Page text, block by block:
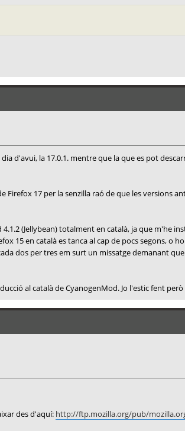
d'avui, la 17.0.1. mentre que la que es pot
17 per la senzilla raó de que les versions
(Jellybean) totalment en català, ja que m'he
15 en català es tanca al cap de pocs segons, o
dos per tres em surt un missatge demanant
al català de CyanogenMod. Jo l'estic fent
des d'aquí: http://ftp.mozilla.org/pub/